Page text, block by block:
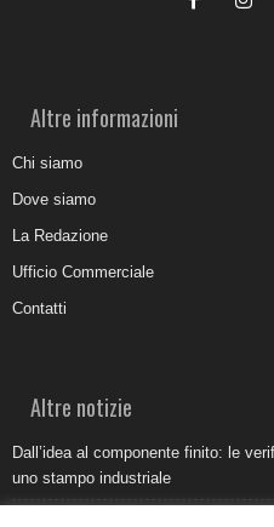
Altre informazioni
Chi siamo
Dove siamo
La Redazione
Ufficio Commerciale
Contatti
Altre notizie
Dall’idea al componente finito: le
uno stampo industriale